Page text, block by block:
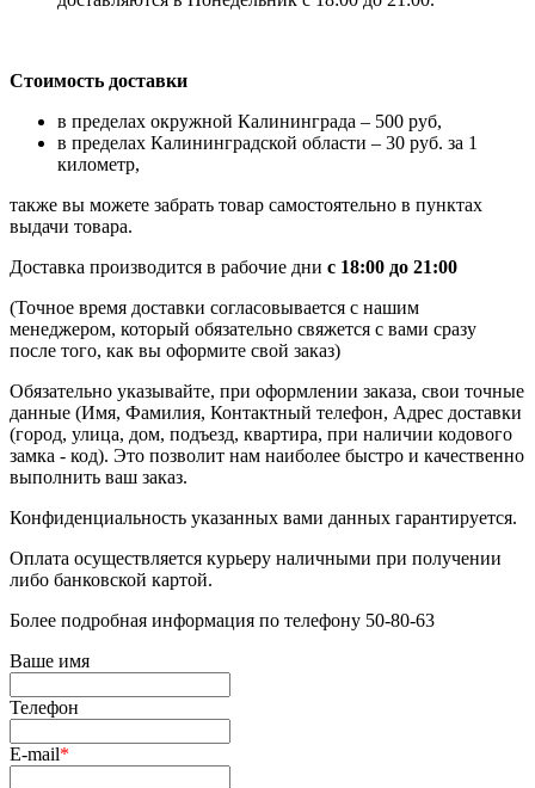
Стоимость доставки
в пределах окружной Калининграда – 500 руб,
в пределах Калининградской области – 30 руб. за 1
километр,
также вы можете забрать товар самостоятельно в пунктах
выдачи товара.
Доставка производится в рабочие дни с 18:00 до 21:00
(Точное время доставки согласовывается с нашим
менеджером, который обязательно свяжется с вами сразу
после того, как вы оформите свой заказ)
Обязательно указывайте, при оформлении заказа, свои точные
данные (Имя, Фамилия, Контактный телефон, Адрес доставки
(город, улица, дом, подъезд, квартира, при наличии кодового
замка - код). Это позволит нам наиболее быстро и качественно
выполнить ваш заказ.
Конфиденциальность указанных вами данных гарантируется.
Оплата осуществляется курьеру наличными при получении
либо банковской картой.
Более подробная информация по телефону 50-80-63
Ваше имя
Телефон
E-mail*